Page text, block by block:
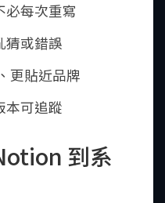
必每次重寫
猜或錯誤
更貼近品牌
本可追蹤
到系